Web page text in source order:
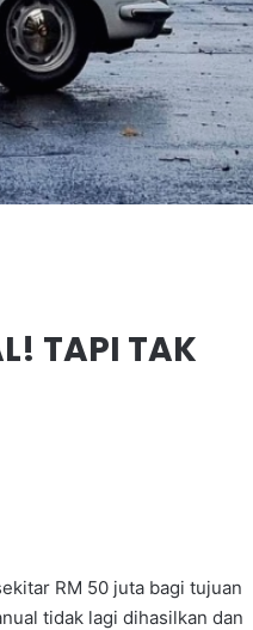
TAPI TAK
RM 50 juta bagi tujuan
tidak lagi dihasilkan dan